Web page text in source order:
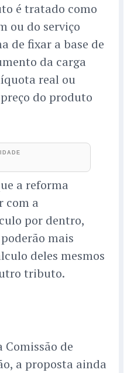
é tratado como
ou do serviço
de fixar a base de
da carga
real ou
do produto
a reforma
com a
por dentro,
mais
deles mesmos
tributo.
Comissão de
a proposta ainda